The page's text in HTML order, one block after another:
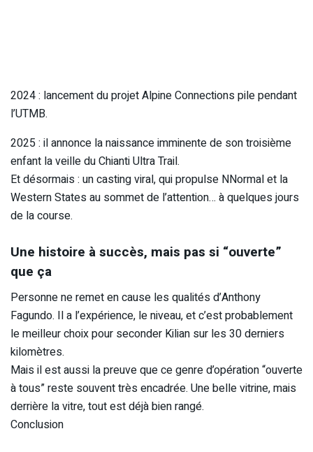
2024 : lancement du projet Alpine Connections pile pendant
l’UTMB.
2025 : il annonce la naissance imminente de son troisième
enfant la veille du Chianti Ultra Trail.
Et désormais : un casting viral, qui propulse NNormal et la
Western States au sommet de l’attention… à quelques jours
de la course.
Une histoire à succès, mais pas si “ouverte”
que ça
Personne ne remet en cause les qualités d’Anthony
Fagundo. Il a l’expérience, le niveau, et c’est probablement
le meilleur choix pour seconder Kilian sur les 30 derniers
kilomètres.
Mais il est aussi la preuve que ce genre d’opération “ouverte
à tous” reste souvent très encadrée. Une belle vitrine, mais
derrière la vitre, tout est déjà bien rangé.
Conclusion